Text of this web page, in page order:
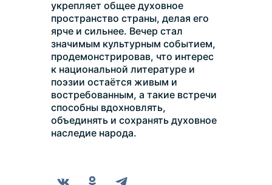
укрепляет общее духовное
пространство страны, делая его
ярче и сильнее. Вечер стал
значимым культурным событием,
продемонстрировав, что интерес
к национальной литературе и
поэзии остаётся живым и
востребованным, а такие встречи
способны вдохновлять,
объединять и сохранять духовное
наследие народа.